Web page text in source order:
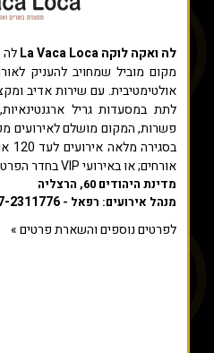
לה ואקה לוקה La Vaca Loca
מקום מוביל שמחויב להעניק
אולטימטיבית. עם שירות אדיב
לתת במסעדות גריל
פשרות, המקום מושלם לאירועים
אורחים; או באירועי VIP בחדר הפרטי לעד 35 אורחים.
מדינת היהודים 60, הרצליה
מנהל אירועים: רפאל - 2311776
לפרטים נוספים והשארת פרטים »